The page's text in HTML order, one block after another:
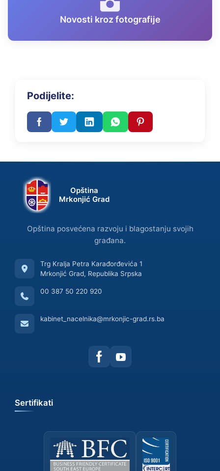
Novosti kroz fotografije
Podijelite:
Opština
Mrkonjić Grad
Opština posvećena razvoju i blagostanju svojih
građana.
Trg Kralja Petra Karađorđevića 1
Mrkonjić Grad, Republika Srpska
00 387 50 220 920
kabinet_nacelnika@mrkonjic-grad.rs.ba
Sertifikati